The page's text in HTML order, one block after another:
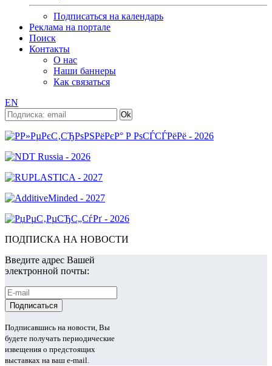
Подписаться на календарь
Реклама на портале
Поиск
Контакты
О нас
Наши баннеры
Как связаться
EN
ПОДПИСКА НА НОВОСТИ
Введите адрес Вашей
электронной почты:
Подписавшись на новости, Вы
будете получать периодические
извещения о предстоящих
выставках на ваш e-mail.